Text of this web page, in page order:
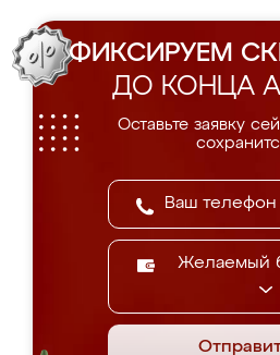
ФИКСИРУЕМ
ДО КОНЦА
Оставьте заявку
Желаемый